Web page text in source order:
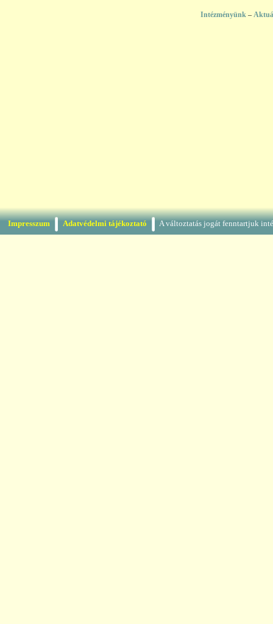
Intézményünk–
Impresszum Adatvédelmi tájékoztató A változtatás jogát fenntartjuk